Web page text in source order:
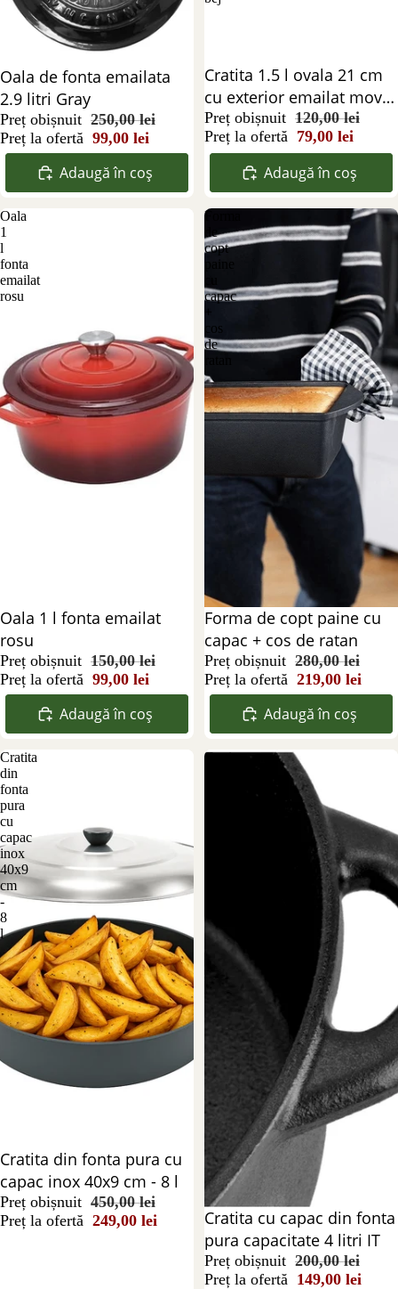
Reducere 60%
Oala de fonta emailata
2.9 litri Gray
Preț obișnuit 250,00 lei
Preț la ofertă 99,00 lei
Adaugă în coș
Reducere 34%
Cratita 1.5 l ovala 21 cm
cu exterior emailat mov
și interior bej
Preț obișnuit 120,00 lei
Preț la ofertă 79,00 lei
Adaugă în coș
Oala
1
l
fonta
emailat
rosu
Reducere 34%
Oala 1 l fonta emailat
rosu
Preț obișnuit 150,00 lei
Preț la ofertă 99,00 lei
Adaugă în coș
Forma
de
copt
paine
capac
+
cos
de
Reducere 22%
Forma de copt paine cu
capac + cos de ratan
Preț obișnuit 280,00 lei
Preț la ofertă 219,00 lei
Adaugă în coș
Cratita
din
fonta
pura
cu
capac
inox
40x9
cm
-
8
l
Stoc epuizat
Cratita din fonta pura cu
capac inox 40x9 cm - 8 l
Preț obișnuit 450,00 lei
Preț la ofertă 249,00 lei
Cratita
Reducere 26%
Cratita cu capac din fonta
pura capacitate 4 litri IT
Preț obișnuit 200,00 lei
Preț la ofertă 149,00 lei